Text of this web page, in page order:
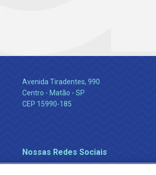
Avenida Tiradentes, 990
Centro - Matão - SP
CEP 15990-185
Nossas Redes Sociais